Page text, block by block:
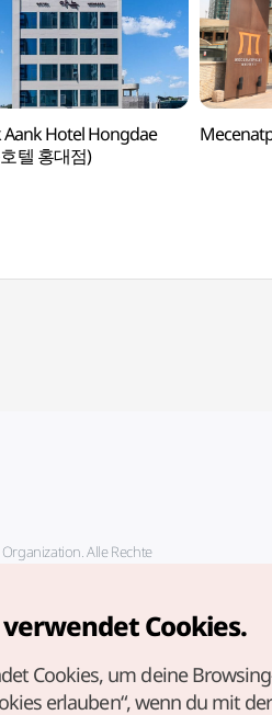
Hotel Hongdae
텔 홍대점)
Alle Rechte
Cookies.
Cookies, um deine
erlauben“, wenn du mit